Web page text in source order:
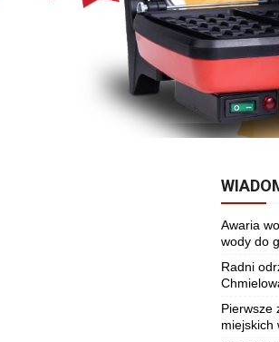
Awaria
wody do
Radni
Pierwsze
miejskich